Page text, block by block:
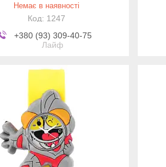
Немає в наявності
1247
+380 (93) 309-40-75
Лайф